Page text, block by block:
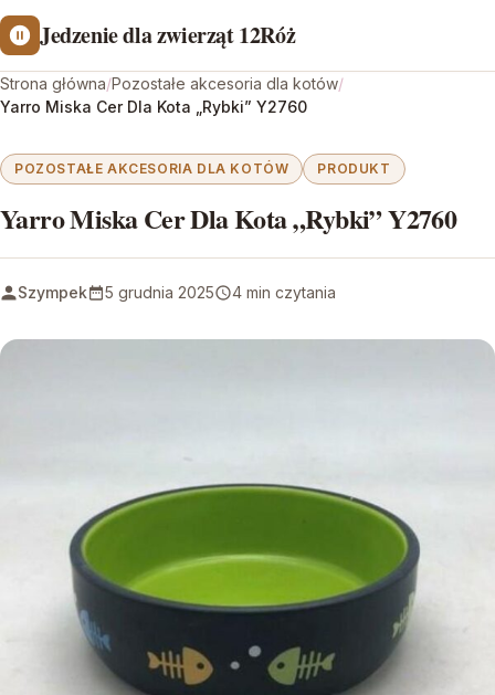
Jedzenie dla zwierząt 12Róż
Strona główna/Pozostałe akcesoria dla kotów/
Yarro Miska Cer Dla Kota „Rybki” Y2760
POZOSTAŁE AKCESORIA DLA KOTÓW PRODUKT
Yarro Miska Cer Dla Kota „Rybki” Y2760
Szympek 5 grudnia 2025 4 min czytania